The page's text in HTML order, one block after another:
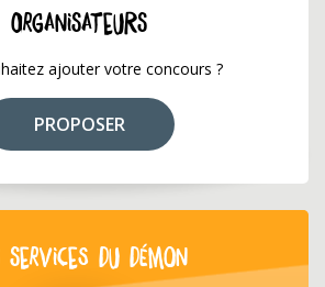
ORGANISATEURS
ajouter votre concours ?
PROPOSER
SERVICES DU DÉMON